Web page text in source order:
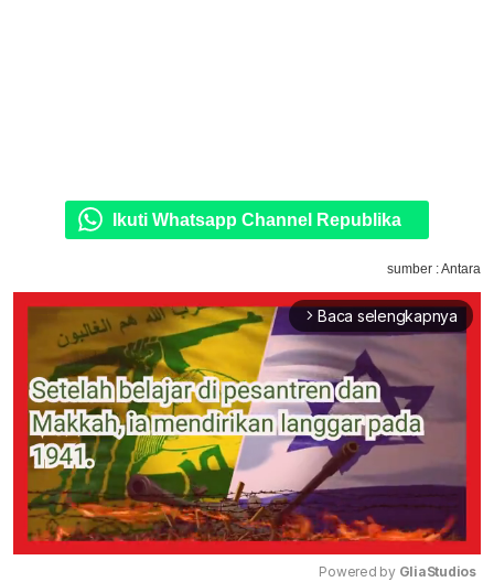
Ikuti Whatsapp Channel Republika
sumber : Antara
arrow_forward_ios Baca selengkapnya
Powered by GliaStudios